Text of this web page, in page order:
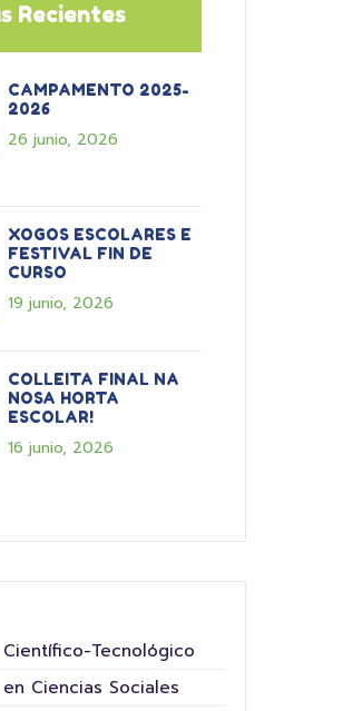
Recientes
CAMPAMENTO 2025-
2026
26 junio, 2026
XOGOS ESCOLARES E
FESTIVAL FIN DE
CURSO
19 junio, 2026
COLLEITA FINAL NA
NOSA HORTA
ESCOLAR!
16 junio, 2026
Tecnológico
Ciencias Sociales